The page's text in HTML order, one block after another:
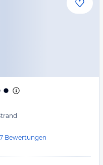
Bewertungen